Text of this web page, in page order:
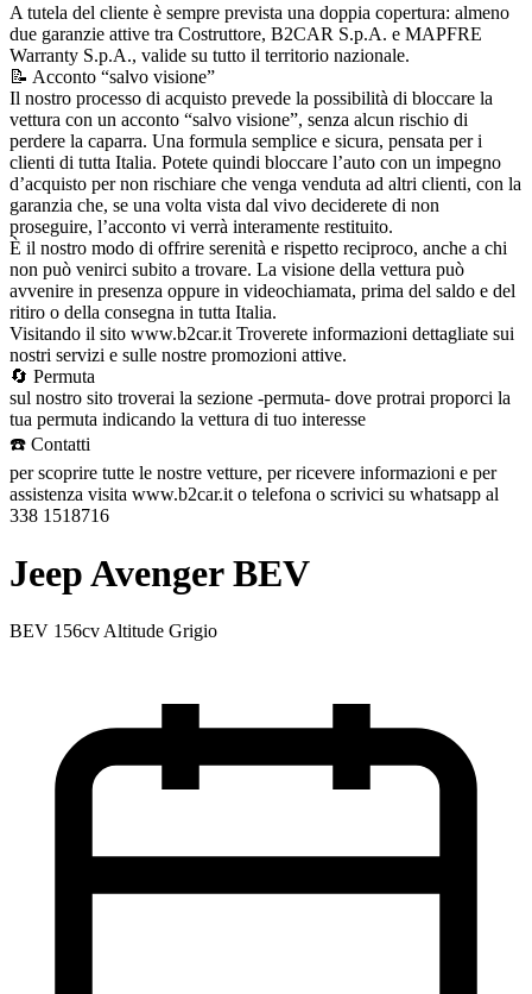
A tutela del cliente è sempre prevista una doppia copertura: almeno
due garanzie attive tra Costruttore, B2CAR S.p.A. e MAPFRE
Warranty S.p.A., valide su tutto il territorio nazionale.
📝 Acconto “salvo visione”
Il nostro processo di acquisto prevede la possibilità di bloccare la
vettura con un acconto “salvo visione”, senza alcun rischio di
perdere la caparra. Una formula semplice e sicura, pensata per i
clienti di tutta Italia. Potete quindi bloccare l’auto con un impegno
d’acquisto per non rischiare che venga venduta ad altri clienti, con la
garanzia che, se una volta vista dal vivo deciderete di non
proseguire, l’acconto vi verrà interamente restituito.
È il nostro modo di offrire serenità e rispetto reciproco, anche a chi
non può venirci subito a trovare. La visione della vettura può
avvenire in presenza oppure in videochiamata, prima del saldo e del
ritiro o della consegna in tutta Italia.
Visitando il sito www.b2car.it Troverete informazioni dettagliate sui
nostri servizi e sulle nostre promozioni attive.
🔄 Permuta
sul nostro sito troverai la sezione -permuta- dove protrai proporci la
tua permuta indicando la vettura di tuo interesse
☎️ Contatti
per scoprire tutte le nostre vetture, per ricevere informazioni e per
assistenza visita www.b2car.it o telefona o scrivici su whatsapp al
338 1518716
Jeep Avenger BEV
BEV 156cv Altitude Grigio